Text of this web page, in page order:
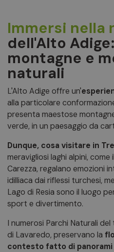
Immersi nella
dell'Alto
montagne e
naturali
L'Alto Adige offre un'
alla particolare
presenta maestose
verde, in un paesaggio da
Dunque, cosa visitare in
meravigliosi laghi alpini, come
Carezza, regalano emozioni
idilliaca dai riflessi turchesi,
Lago di Resia sono il luogo
sport e divertimento.
I numerosi Parchi Naturali
di Lavaredo, preservano la
contesto fatto di panorami